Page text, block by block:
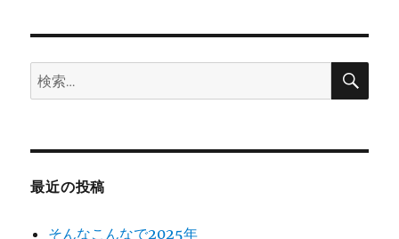
検
索:
検
最近の投稿
そんなこんなで2025年